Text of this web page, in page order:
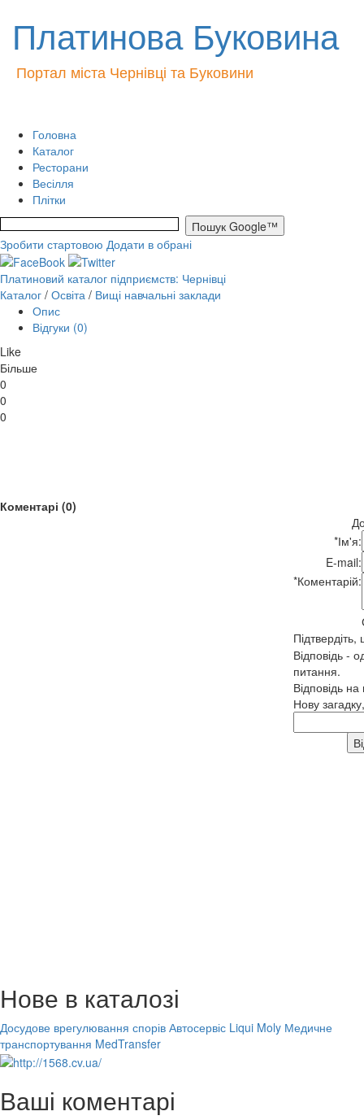
Платинова Буковина
Портал міста Чернівці та Буковини
Головна
Каталог
Ресторани
Весілля
Плітки
Зробити стартовою Додати в обрані
Платиновий каталог підприємств: Чернівці
Каталог / Освіта / Вищі навчальні заклади
Опис
Відгуки (0)
Like
Більше
0
0
0
Коментарі (0)
*Ім'я:
E-mail:
*Коментарій:
Відповідь -
питання.
Відповідь
Нову
Нове в каталозі
Досудове врегулювання спорів Автосервіс Liqui Moly Медичне
транспортування MedTransfer
Ваші коментарі